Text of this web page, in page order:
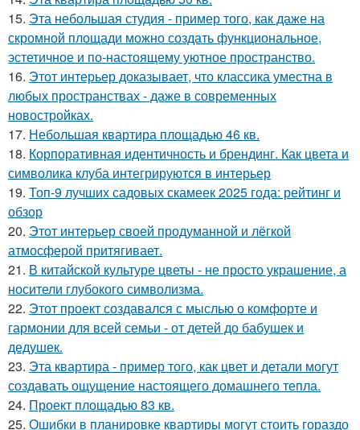
15. Эта небольшая студия - пример того, как даже на
скромной площади можно создать функциональное,
эстетичное и по-настоящему уютное пространство.
16. Этот интерьер доказывает, что классика уместна в
любых пространствах - даже в современных
новостройках.
17. Небольшая квартира площадью 46 кв.
18. Корпоративная идентичность и брендинг. Как цвета и
символика клуба интегрируются в интерьер
19. Топ-9 лучших садовых скамеек 2025 года: рейтинг и
обзор
20. Этот интерьер своей продуманной и лёгкой
атмосферой притягивает.
21. В китайской культуре цветы - не просто украшение, а
носители глубокого символизма.
22. Этот проект создавался с мыслью о комфорте и
гармонии для всей семьи - от детей до бабушек и
дедушек.
23. Эта квартира - пример того, как цвет и детали могут
создавать ощущение настоящего домашнего тепла.
24. Проект площадью 83 кв.
25. Ошибки в планировке квартиры могут стоить гораздо